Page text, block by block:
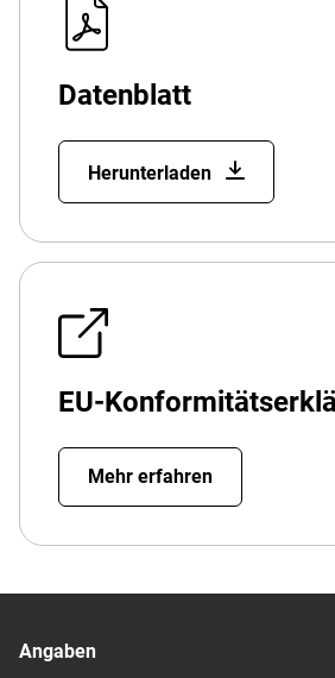
Datenblatt
Herunterladen
EU-
Mehr erfahren
Angaben